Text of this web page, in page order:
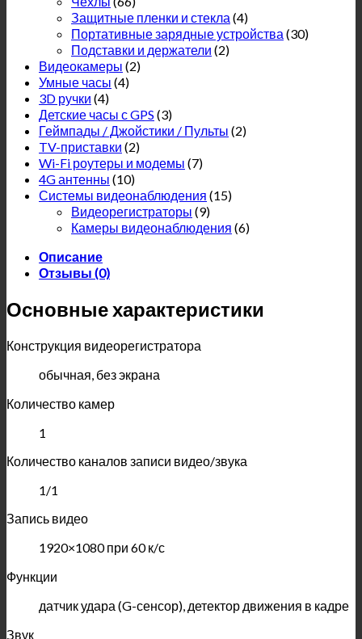
Защитные пленки и стекла (4)
Портативные зарядные устройства (30)
Подставки и держатели (2)
Видеокамеры (2)
Умные часы (4)
3D ручки (4)
Детские часы с GPS (3)
Геймпады / Джойстики / Пульты (2)
TV-приставки (2)
Wi-Fi роутеры и модемы (7)
4G антенны (10)
Системы видеонаблюдения (15)
Видеорегистраторы (9)
Камеры видеонаблюдения (6)
Описание
Отзывы (0)
Основные характеристики
Конструкция видеорегистратора
обычная, без экрана
Количество камер
1
Количество каналов записи видео/звука
1/1
Запись видео
1920×1080 при 60 к/с
Функции
датчик удара (G-сенсор), детектор движения в кадре
Звук